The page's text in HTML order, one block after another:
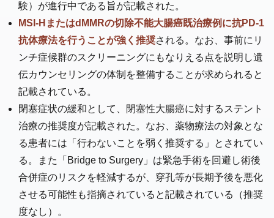
験）が進行中である旨が記載された。
MSI-HまたはdMMRの切除不能大腸癌既治療例に抗PD-1
抗体療法を行うことが強く推奨される。なお、事前にリ
ンチ症候群のスクリーニングにもなりえる点を説明し遺
伝カウンセリングの体制を整備することが求められると
記載されている。
閉塞症状の緩和として、閉塞性大腸癌に対するステント
治療の推奨度が記載された。なお、薬物療法の対象とな
る患者には「行わないことを弱く推奨する」とされてい
る。また「Bridge to Surgery」は緊急手術を回避し術後
合併症のリスクを軽減するが、穿孔等が長期予後を悪化
させる可能性も指摘されていると記載されている（推奨
度なし）。